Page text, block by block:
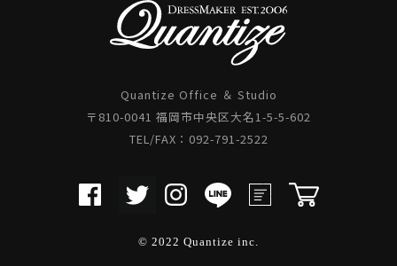
Quantize Office ＆ Studio
〒810-0041 福岡市中央区大名1-5-5-602
TEL/FAX：092-791-2522
© 2022 Quantize inc.